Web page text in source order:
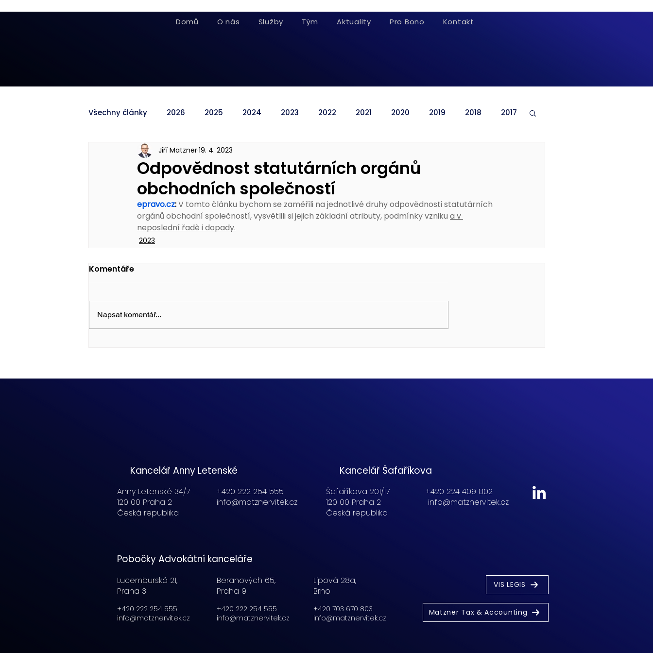
Domů O nás Služby Tým Aktuality Pro Bono Kontakt
Všechny články 2026 2025 2024 2023 2022 2021 2020 2019 2018 2017
Odpovědnost statutárních orgánů
obchodních společností
Jiří Matzner19. 4. 2023
epravo.cz: V tomto článku bychom se zaměřili na jednotlivé druhy odpovědnosti statutárních
orgánů obchodní společností, vysvětlili si jejich základní atributy, podmínky vzniku a v
neposlední řadě i dopady.
2023
Komentáře
Napsat komentář...
Kancelář Anny Letenské
Anny Letenské 34/7
120 00 Praha 2
Česká republika
+420 222 254 555
info@matznervitek.cz
Kancelář Šafaříkova
Šafaříkova 201/17
120 00 Praha 2
Česká republika
+420 224 409 802
info@matznervitek.cz
Pobočky Advokátní kanceláře
Lucemburská 21,
Praha 3
+420 222 254 555
info@matznervitek.cz
Beranových 65,
Praha 9
+420 222 254 555
info@matznervitek.cz
Lipová 28a,
Brno
+420 703 670 803
info@matznervitek.cz
VIS LEGIS
Matzner Tax & Accounting